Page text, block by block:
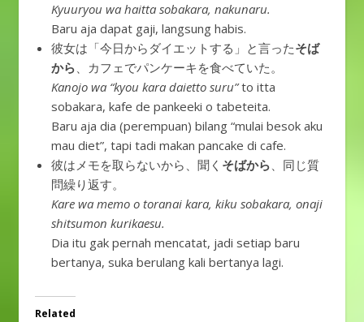
Kyuuryou wa haitta sobakara, nakunaru.
Baru aja dapat gaji, langsung habis.
彼女は「今日からダイエットする」と言ったそば
から、カフェでパンケーキを食べていた。
Kanojo wa “kyou kara daietto suru”to itta
sobakara, kafe de pankeeki o tabeteita.
Baru aja dia (perempuan) bilang “mulai besok aku
mau diet”, tapi tadi makan pancake di cafe.
彼はメモを取らないから、聞く そばから、同じ質
問繰り返す。
Kare wa memo o toranai kara, kiku sobakara, onaji
shitsumon kurikaesu.
Dia itu gak pernah mencatat, jadi setiap baru
bertanya, suka berulang kali bertanya lagi.
Related